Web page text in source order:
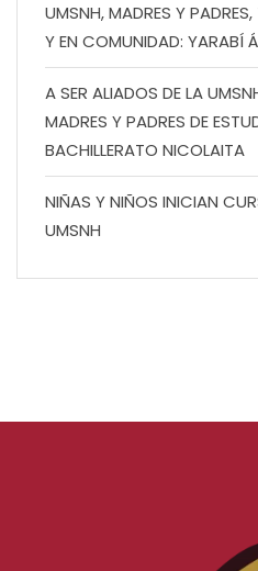
UMSNH, MADRES Y
Y EN COMUNIDAD: YARABÍ
A SER ALIADOS DE LA
MADRES Y PADRES DE
BACHILLERATO NICOLAITA
NIÑAS Y NIÑOS INICIAN
UMSNH